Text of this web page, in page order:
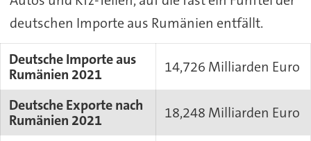
deutschen Importe aus Rumänien entfällt.
Deutsche Importe aus
Rumänien 2021
14,726 Milliarden Euro
Deutsche Exporte nach
Rumänien 2021
18,248 Milliarden Euro